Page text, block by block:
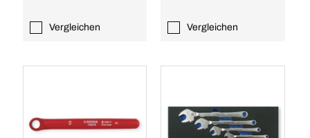
Vergleichen Vergleichen